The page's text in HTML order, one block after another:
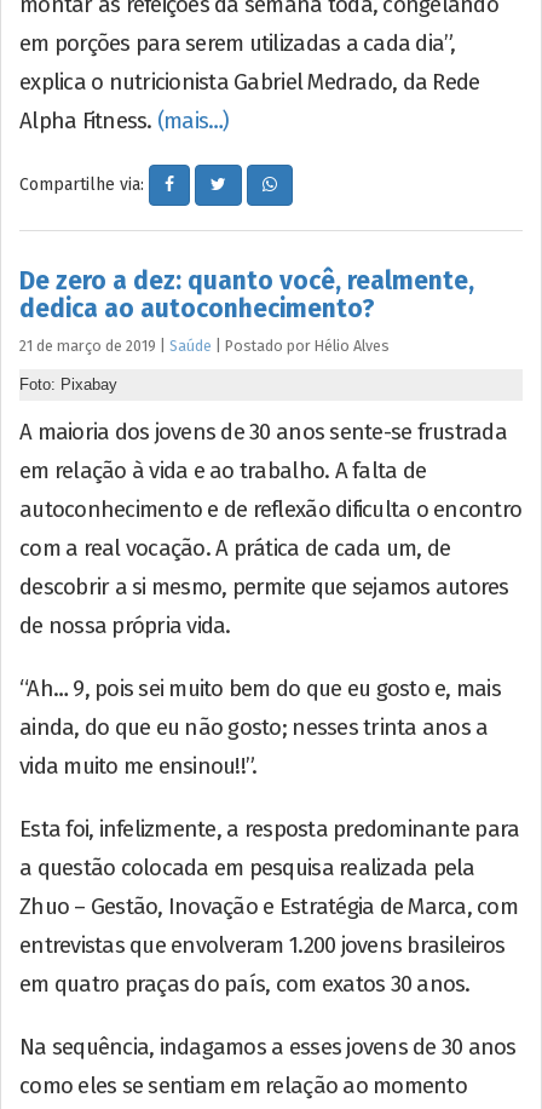
em porções para serem utilizadas a cada dia”,
explica o nutricionista Gabriel Medrado, da Rede
Alpha Fitness. (mais…)
Compartilhe via:
De zero a dez: quanto você, realmente,
dedica ao autoconhecimento?
21 de março de 2019 Saúde Postado por Hélio Alves
Foto: Pixabay
A maioria dos jovens de 30 anos sente-se frustrada
em relação à vida e ao trabalho. A falta de
autoconhecimento e de reflexão dificulta o encontro
com a real vocação. A prática de cada um, de
descobrir a si mesmo, permite que sejamos autores
de nossa própria vida.
“Ah… 9, pois sei muito bem do que eu gosto e, mais
ainda, do que eu não gosto; nesses trinta anos a
vida muito me ensinou!!”.
Esta foi, infelizmente, a resposta predominante para
a questão colocada em pesquisa realizada pela
Zhuo – Gestão, Inovação e Estratégia de Marca, com
entrevistas que envolveram 1.200 jovens brasileiros
em quatro praças do país, com exatos 30 anos.
Na sequência, indagamos a esses jovens de 30 anos
como eles se sentiam em relação ao momento